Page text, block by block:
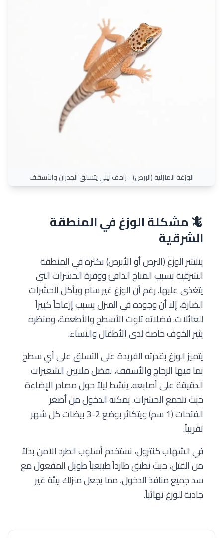
الوزغة المنزلية (البرص) - زاحف ليلي يتسلق الجدران والأسقف
🦎 مشكلة الوزغ في المنطقة
الشرقية
ينتشر الوزغ (البرص أو الأبرص) بكثرة في المنطقة
الشرقية بسبب المناخ الدافئ ووفرة الحشرات التي
يتغذى عليها. رغم أن الوزغ غير سام ويأكل الحشرات
الضارة، إلا أن وجوده في المنزل يسبب إزعاجاً كبيراً
للعائلات. فضلاته تلوث الأسطح والأطعمة، ومنظره
يثير الخوف خاصة لدى الأطفال والنساء.
يتميز الوزغ بقدرته الفريدة على التسلق على أي سطح
بما فيها الزجاج والأسقف، بفضل ملايين الشعيرات
الدقيقة على أصابعه. ينشط ليلاً حول مصادر الإضاءة
حيث تتجمع الحشرات. يمكنه الدخول من أصغر
الفتحات (1 سم) ويتكاثر بوضع 2-3 بيضات كل شهر
تقريباً.
في الشهاب كنترول، نستخدم أسلوب الطرد الآمن بدلاً
من القتل، حيث نطبق طارداً طبيعياً طويل المفعول مع
سد جميع منافذ الدخول، مما يجعل منزلك بيئة غير
جاذبة للوزغ نهائياً.